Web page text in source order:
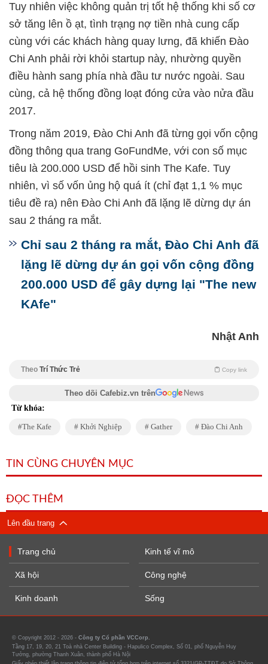
Tuy nhiên việc không quản trị tốt hệ thống khi số cơ
sở tăng lên ồ ạt, tình trạng nợ tiền nhà cung cấp
cùng với các khách hàng quay lưng, đã khiến Đào
Chi Anh phải rời khỏi startup này, nhường quyền
điều hành sang phía nhà đầu tư nước ngoài. Sau
cùng, cả hệ thống đồng loạt đóng cửa vào nửa đầu
2017.
Trong năm 2019, Đào Chi Anh đã từng gọi vốn cộng
đồng thông qua trang GoFundMe, với con số mục
tiêu là 200.000 USD để hồi sinh The Kafe. Tuy
nhiên, vì số vốn ủng hộ quá ít (chỉ đạt 1,1 % mục
tiêu đề ra) nên Đào Chi Anh đã lặng lẽ dừng dự án
sau 2 tháng ra mắt.
Chỉ sau 2 tháng ra mắt, Đào Chi Anh đã
lặng lẽ dừng dự án gọi vốn cộng đồng
200.000 USD để gây dựng lại "The new
KAfe"
Nhật Anh
Theo Trí Thức Trẻ Copy link
Theo dõi Cafebiz.vn trên
Từ khóa:
The Kafe Khởi Nghiệp Gather Đào Chi Anh
TIN CÙNG CHUYÊN MỤC
ĐỌC THÊM
Lên đầu trang
Trang chủ
Xã hội
Kinh doanh
Kinh tế vĩ mô
Công nghệ
Sống
© Copyright 2012 - 2026 - Công ty Cổ phần VCCorp.
Tầng 17, 19, 20, 21 Toà nhà Center Building - Hapulico Complex, Số 01, phố Nguyễn Huy
Tưởng, phường Thanh Xuân, thành phố Hà Nội